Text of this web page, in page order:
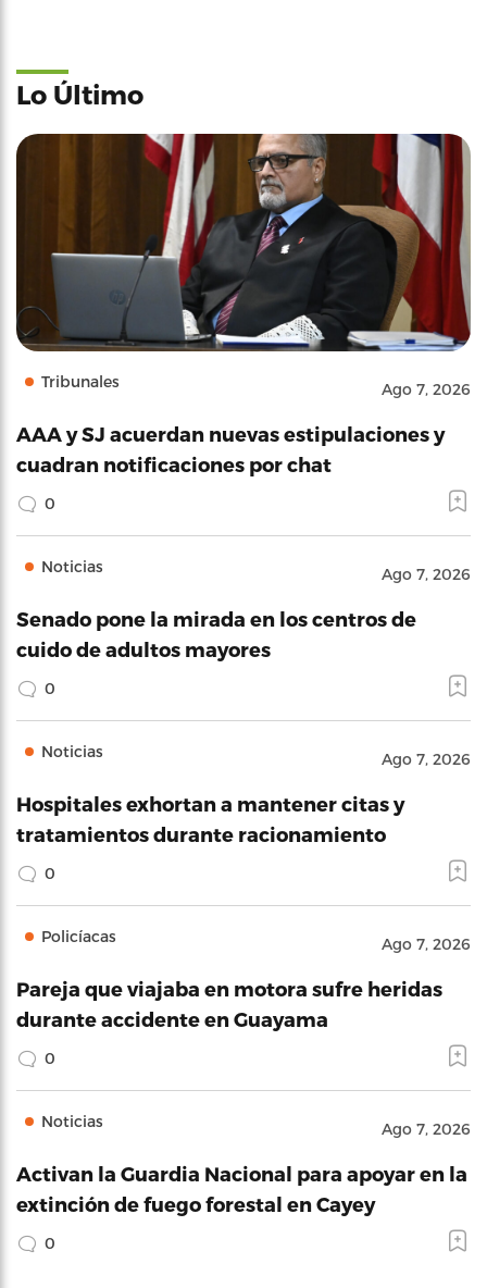
Lo Último
Tribunales Ago 7, 2026
AAA y SJ acuerdan nuevas estipulaciones y
cuadran notificaciones por chat
0
Noticias Ago 7, 2026
Senado pone la mirada en los centros de
cuido de adultos mayores
0
Noticias Ago 7, 2026
Hospitales exhortan a mantener citas y
tratamientos durante racionamiento
0
Policíacas Ago 7, 2026
Pareja que viajaba en motora sufre heridas
durante accidente en Guayama
0
Noticias Ago 7, 2026
Activan la Guardia Nacional para apoyar en la
extinción de fuego forestal en Cayey
0